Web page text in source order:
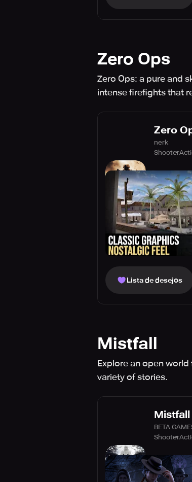
Zero Ops
Zero Ops: a pure and
intense firefights that
Zero
nerk
Shooter
Lista de desejos
Mistfall
Explore an open
variety of stories.
Mistfall
BETA
Shooter